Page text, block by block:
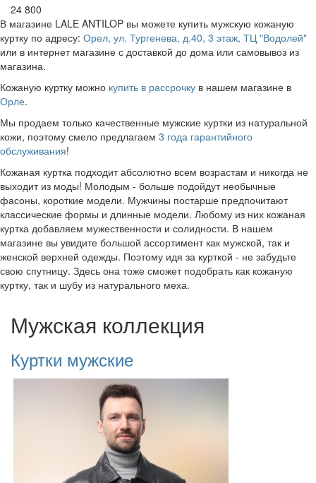
24 800
В магазине LALE ANTILOP вы можете купить мужскую кожаную
куртку по адресу: Орел, ул. Тургенева, д.40, 3 этаж, ТЦ "Водолей"
или в интернет магазине с доставкой до дома или самовывоз из
магазина.
Кожаную куртку можно купить в рассрочку в нашем магазине в
Орле.
Мы продаем только качественные мужские куртки из натуральной
кожи, поэтому смело предлагаем 3 года гарантийного
обслуживания!
Кожаная куртка подходит абсолютно всем возрастам и никогда не
выходит из моды! Молодым - больше подойдут необычные
фасоны, короткие модели. Мужчины постарше предпочитают
классические формы и длинные модели. Любому из них кожаная
куртка добавляем мужественности и солидности. В нашем
магазине вы увидите большой ассортимент как мужской, так и
женской верхней одежды. Поэтому идя за курткой - не забудьте
свою спутницу. Здесь она тоже сможет подобрать как кожаную
куртку, так и шубу из натурального меха.
Мужская коллекция
Куртки мужские